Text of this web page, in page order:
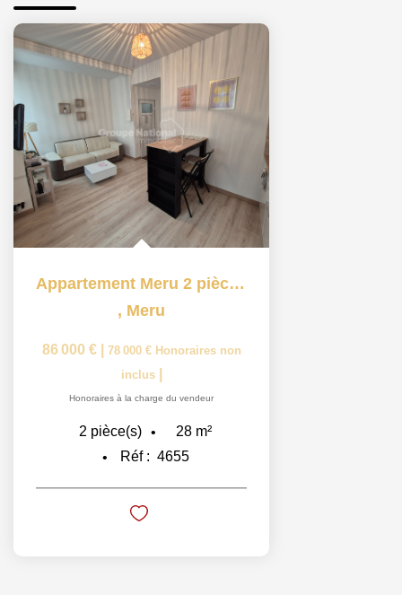
Appartement Meru 2 pièce(s) 28 m2
, Meru
86 000 € 78 000 € Honoraires non
inclus
Honoraires à la charge du vendeur
2 pièce(s) 28 m²
Réf : 4655